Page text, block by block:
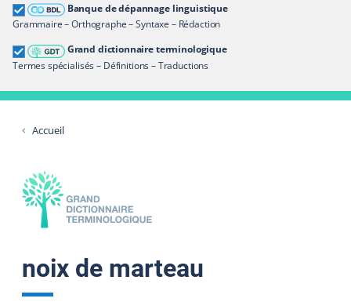
Banque de dépannage linguistique
Grammaire – Orthographe – Syntaxe – Rédaction
Grand dictionnaire terminologique
Termes spécialisés – Définitions – Traductions
Grand dictionnaire terminologique
Restreindre aux termes
Accueil
noix de marteau